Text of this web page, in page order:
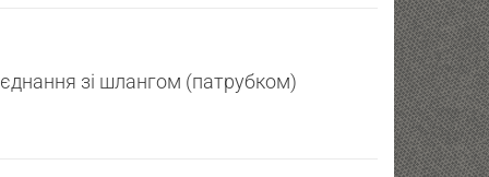
зі шлангом (патрубком)